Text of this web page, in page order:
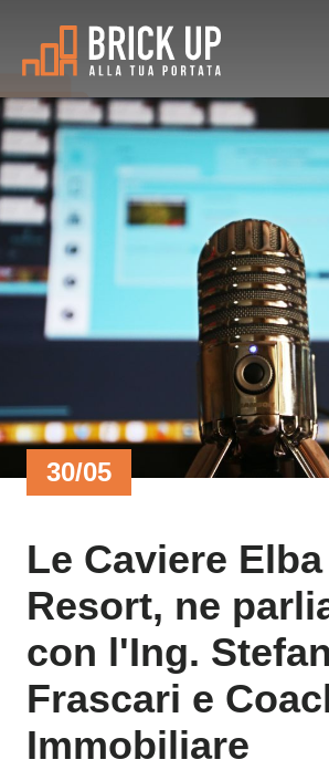
30/05
Le Caviere Elba
Resort, ne
con l'Ing.
Frascari e
Immobiliare